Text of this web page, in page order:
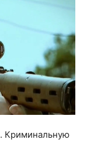
. Криминальную